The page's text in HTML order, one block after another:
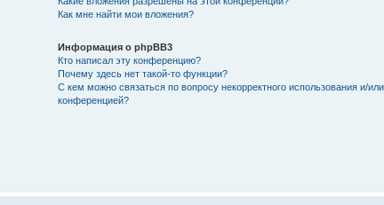
Как мне найти мои вложения?
Информация о phpBB3
Кто написал эту конференцию?
Почему здесь нет такой-то функции?
С кем можно связаться по вопросу некорректного использования и/
конференцией?